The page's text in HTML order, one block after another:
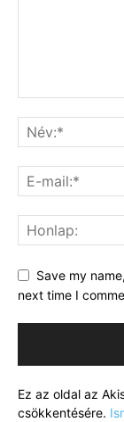
Save my
next time I
Ez az oldal az
csökkentésére.